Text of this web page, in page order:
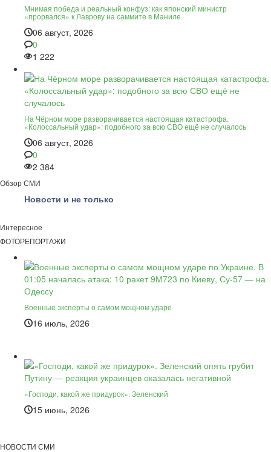
Мнимая победа и реальный конфуз: как японский министр
«прорвался» к Лаврову на саммите в Маниле
06 август, 2026
0
1 222
На Чёрном море разворачивается настоящая катастрофа.
«Колоссальный удар»: подобного за всю СВО ещё не случалось
06 август, 2026
0
2 384
Обзор СМИ
Новости и не только
Интересное
ФОТОРЕПОРТАЖИ
Военные эксперты о самом мощном ударе
16 июль, 2026
«Господи, какой же придурок». Зеленский
15 июнь, 2026
НОВОСТИ СМИ